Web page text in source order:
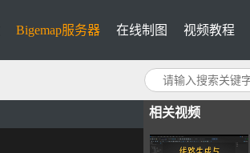
Bigemap服务器 在线制图 视频教程
相关视频